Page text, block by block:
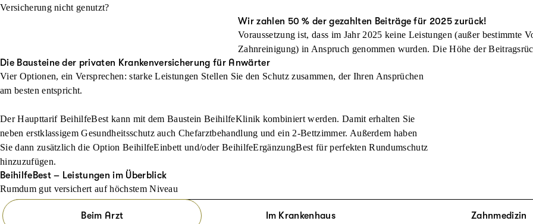
Versicherung nicht genutzt?
Wir zahlen 50 % der gezahlten Beiträge für 2025 zurück!
Voraussetzung ist, dass im Jahr 2025 keine Leistungen (außer bestimmte
Zahnreinigung) in Anspruch genommen wurden. Die Höhe derBeitrags­r
Die Bausteine der privaten Krankenversicherung für Anwärter
Vier Optionen, ein Versprechen: starke Leistungen Stellen Sie den Schutz zusammen, der Ihren Ansprüchen
am besten entspricht.
Der Haupttarif BeihilfeBest kann mit dem Baustein BeihilfeKlinik kombiniert werden. Damit erhalten Sie
neben erstklassigem Gesundheitsschutz auch Chefarztbehandlung und ein 2-Bettzimmer. Außerdem haben
Sie dann zusätzlich die Option BeihilfeEinbett und/oder BeihilfeErgänzungBest für perfekten Rundumschutz
hinzuzufügen.
BeihilfeBest – Leistungen im Überblick
Rumdum gut versichert auf höchstem Niveau
Beim Arzt Im Krankenhaus Zahnmedizin